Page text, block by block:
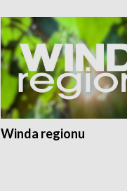
Winda regionu